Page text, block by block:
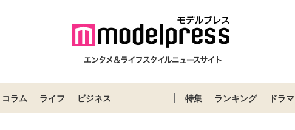
コラム ライフ ビジネス 特集 ランキング ドラマ